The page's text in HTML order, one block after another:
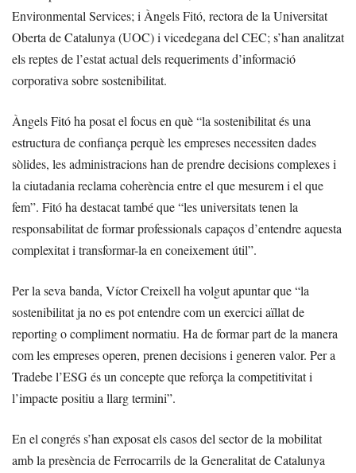
Environmental Services; i Àngels Fitó, rectora de la Universitat
Oberta de Catalunya (UOC) i vicedegana del CEC; s’han analitzat
els reptes de l’estat actual dels requeriments d’informació
corporativa sobre sostenibilitat.
Àngels Fitó ha posat el focus en què “la sostenibilitat és una
estructura de confiança perquè les empreses necessiten dades
sòlides, les administracions han de prendre decisions complexes i
la ciutadania reclama coherència entre el que mesurem i el que
fem”. Fitó ha destacat també que “les universitats tenen la
responsabilitat de formar professionals capaços d’entendre aquesta
complexitat i transformar-la en coneixement útil”.
Per la seva banda, Víctor Creixell ha volgut apuntar que “la
sostenibilitat ja no es pot entendre com un exercici aïllat de
reporting o compliment normatiu. Ha de formar part de la manera
com les empreses operen, prenen decisions i generen valor. Per a
Tradebe l’ESG és un concepte que reforça la competitivitat i
l’impacte positiu a llarg termini”.
En el congrés s’han exposat els casos del sector de la mobilitat
amb la presència de Ferrocarrils de la Generalitat de Catalunya